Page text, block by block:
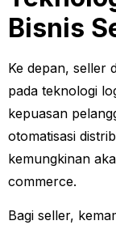
Bisnis
Ke depan, seller
pada teknologi
kepuasan
otomatisasi
kemungkinan
commerce.
Bagi seller,